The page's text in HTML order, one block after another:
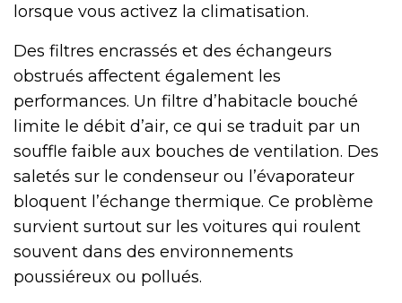
lorsque vous activez la climatisation.
Des filtres encrassés et des échangeurs
obstrués affectent également les
performances. Un filtre d’habitacle bouché
limite le débit d’air, ce qui se traduit par un
souffle faible aux bouches de ventilation. Des
saletés sur le condenseur ou l’évaporateur
bloquent l’échange thermique. Ce problème
survient surtout sur les voitures qui roulent
souvent dans des environnements
poussiéreux ou pollués.